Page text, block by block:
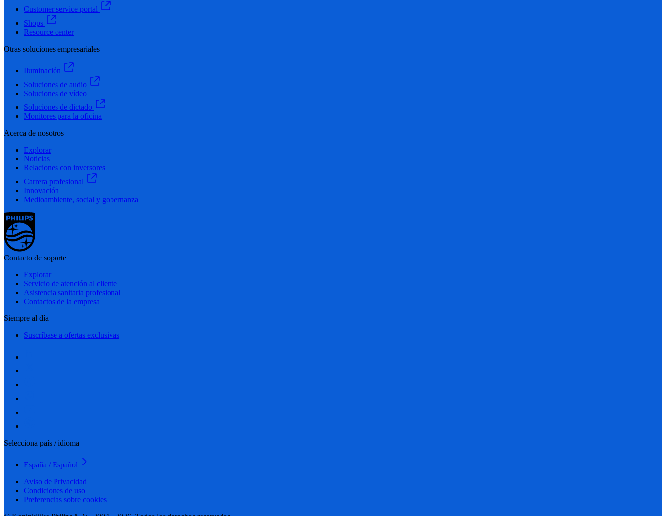
Customer service portal
Shops
Resource center
Otras soluciones empresariales
Iluminación
Soluciones de audio
Soluciones de vídeo
Soluciones de dictado
Monitores para la oficina
Acerca de nosotros
Explorar
Noticias
Relaciones con inversores
Carrera profesional
Innovación
Medioambiente, social y gobernanza
Contacto de soporte
Explorar
Servicio de atención al cliente
Asistencia sanitaria profesional
Contactos de la empresa
Siempre al día
Suscríbase a ofertas exclusivas
Selecciona país / idioma
España / Español
Aviso de Privacidad
Condiciones de uso
Preferencias sobre cookies